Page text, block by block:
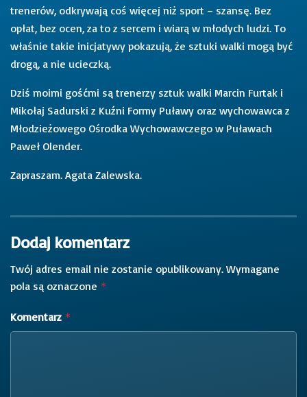
trenerów, odkrywają coś więcej niż sport – szansę. Bez
opłat, bez ocen, za to z sercem i wiarą w młodych ludzi. To
właśnie takie inicjatywy pokazują, że sztuki walki mogą być
drogą, a nie ucieczką.
Dziś moimi gośćmi są trenerzy sztuk walki Marcin Furtak i
Mikołaj Sadurski z Kuźni Formy Puławy oraz wychowawca z
Młodzieżowego Ośrodka Wychowawczego w Puławach
Paweł Olender.
Zapraszam. Agata Zalewska.
Dodaj komentarz
Twój adres email nie zostanie opublikowany. Wymagane
pola są oznaczone *
Komentarz *